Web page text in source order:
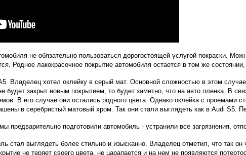
не обязательно пользоваться дорогостоящей услугой покраски.
Родное лакокрасочное покрытие автомобиля остается в том же
Владелец хотел оклейку в серый мат. Основной сложностью в этом
будет закрыт новым покрытием, то будет заметно, что на авто пленка. В
В его случае они остались родного цвета. Однако оклейка с
в серебристый матовый хром. Так они стали выглядеть как в Audi S5.
предварительно подготовили автомобиль - устранили все загрязнения,
стал выглядеть более стильно и изысканно. Владелец отметил, что так
не теряет своего цвета, не царапается и на нем не появляются